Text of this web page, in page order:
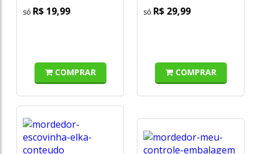
R$ 19,99
COMPRAR
R$ 29,99
COMPRAR